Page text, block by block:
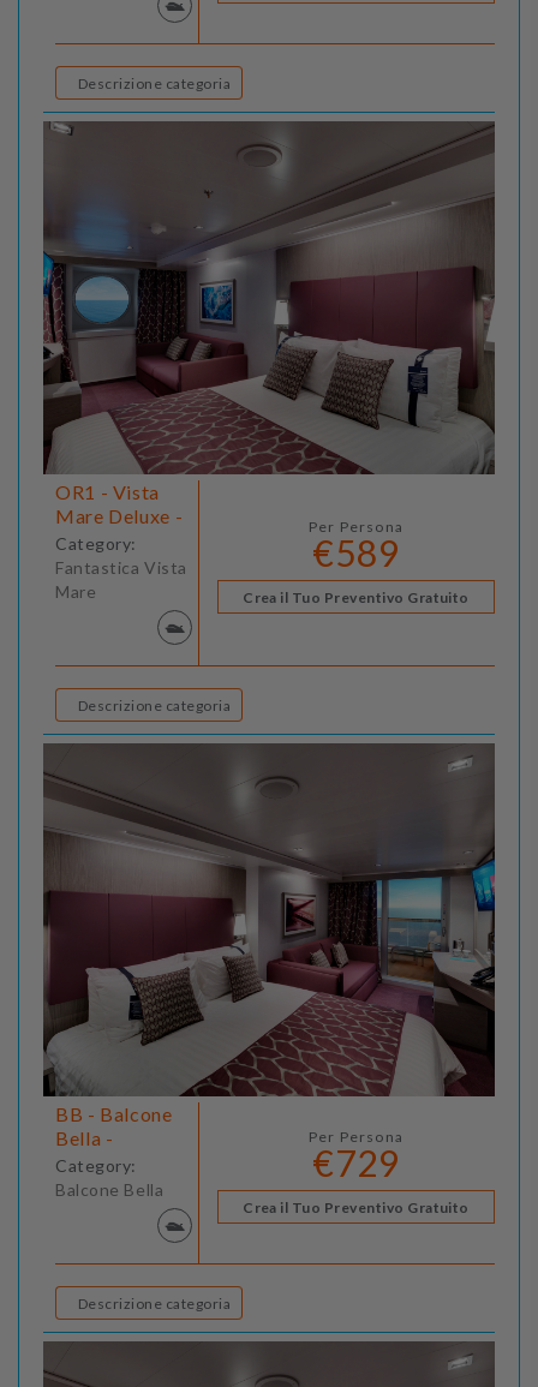
Descrizione categoria
OR1 - Vista
Mare Deluxe -
Category:
Fantastica Vista
Mare
Per Persona
€589
Crea il Tuo Preventivo Gratuito
Descrizione categoria
BB - Balcone
Bella -
Category:
Balcone Bella
Per Persona
€729
Crea il Tuo Preventivo Gratuito
Descrizione categoria